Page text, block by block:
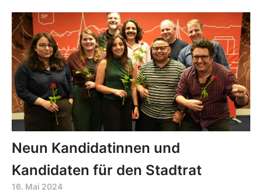
Neun Kandidatinnen und
Kandidaten für den Stadtrat
16. Mai 2024